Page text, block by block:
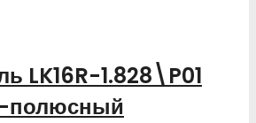
LK16R-1.828\P01
полюсный